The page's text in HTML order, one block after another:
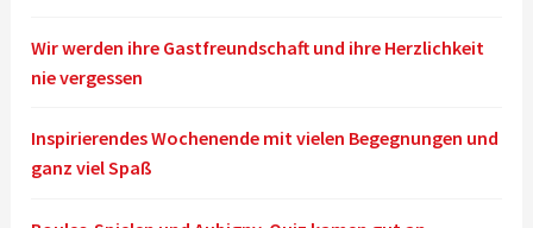
Wir werden ihre Gastfreundschaft und ihre Herzlichkeit
nie vergessen
Inspirierendes Wochenende mit vielen Begegnungen und
ganz viel Spaß